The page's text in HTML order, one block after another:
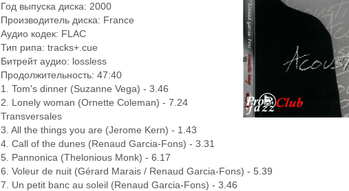
Год выпуска диска: 2000
Производитель диска: France
Аудио кодек: FLAC
Тип рипа: tracks+.cue
Битрейт аудио: lossless
Продолжительность: 47:40
1. Tom's dinner (Suzanne Vega) - 3.46
2. Lonely woman (Ornette Coleman) - 7.24
Transversales
3. All the things you are (Jerome Kern) - 1.43
4. Call of the dunes (Renaud Garcia-Fons) - 3.31
5. Pannonica (Thelonious Monk) - 6.17
6. Voleur de nuit (Gérard Marais / Renaud Garcia-Fons) - 5.39
7. Un petit banc au soleil (Renaud Garcia-Fons) - 3.46